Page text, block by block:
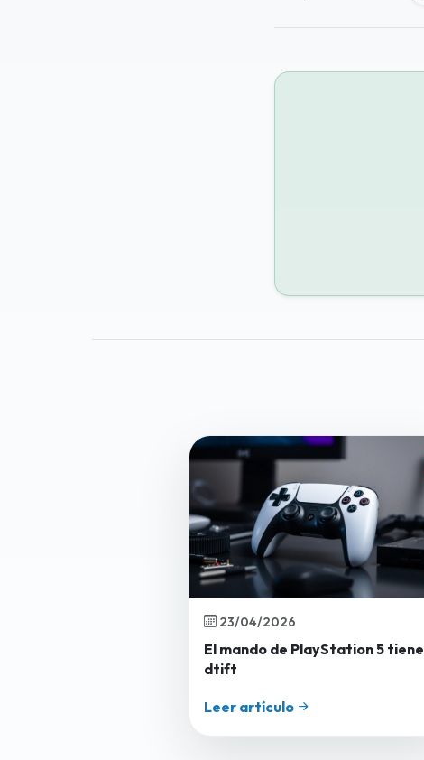
23/04/2026
El mando de PlayStation 5 tiene
dtift
Leer artículo